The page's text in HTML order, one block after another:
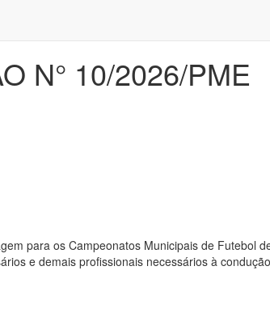
N° 10/2026/PME
para os Campeonatos Municipais de Futebol
e demais profissionais necessários à